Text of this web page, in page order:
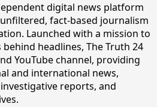
digital news platform
fact-based journalism
Launched with a mission to
headlines, The Truth 24
YouTube channel, providing
and international news,
reports, and